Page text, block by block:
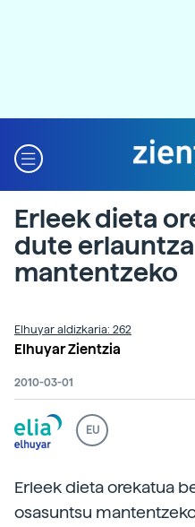
Erleek dieta
dute
mantentzeko
Elhuyar aldizkaria: 262
Elhuyar Zientzia
2010-03-01
EU
Erleek dieta orekatua
osasuntsu